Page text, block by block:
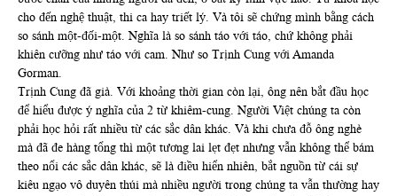
cho đến nghệ thuật, thi ca hay triết lý. Và tôi sẽ chứng mình bằng cách
so sánh một-đối-một. Nghĩa là so sánh táo với táo, chứ không phải
khiên cưỡng như táo với cam. Như so Trịnh Cung với Amanda
Gorman.
Trịnh Cung đã già. Với khoảng thời gian còn lại, ông nên bắt đầu học
để hiểu được ý nghĩa của 2 từ khiêm-cung. Người Việt chúng ta còn
phải học hỏi rất nhiều từ các sắc dân khác. Và khi chưa đỗ ông nghè
mà đã đe hàng tổng thì một tương lai lẹt đẹt nhưng vẫn không thể bám
theo nổi các sắc dân khác, sẽ là điều hiển nhiên, bắt nguồn từ cái sự
kiêu ngạo vô duyên thúi mà nhiều người trong chúng ta vẫn thường hay